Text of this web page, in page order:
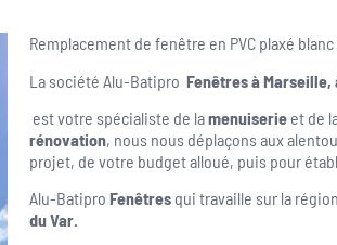
Remplacement de fenêtre en PVC plaxé
La société Alu-Batipro Fenêtres à Marseille,
est votre spécialiste de lamenuiserie et de
rénovation, nous nous déplaçons aux
projet, de votre budget alloué, puis pour
Alu-Batipro Fenêtres qui travaille sur la
du Var.